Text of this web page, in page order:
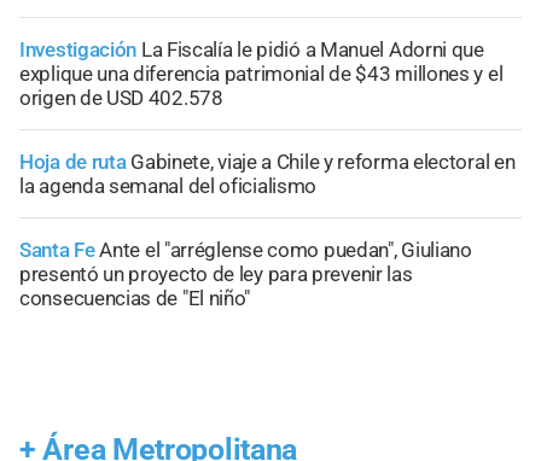
Investigación La Fiscalía le pidió a Manuel Adorni que
explique una diferencia patrimonial de $43 millones y el
origen de USD 402.578
Hoja de ruta Gabinete, viaje a Chile y reforma electoral en
la agenda semanal del oficialismo
Santa FeAnte el "arréglense como puedan", Giuliano
presentó un proyecto de ley para prevenir las
consecuencias de "El niño"
+ Área Metropolitana